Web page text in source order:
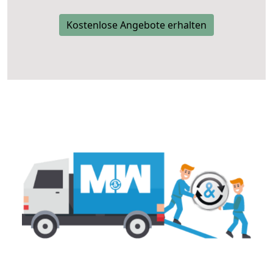
Kostenlose Angebote erhalten